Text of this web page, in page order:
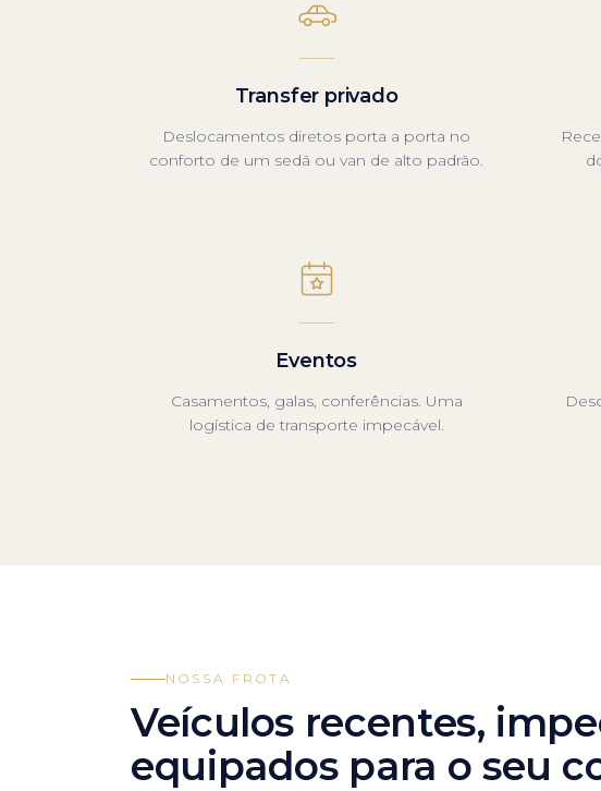
Transfer privado
Deslocamentos diretos porta a porta no
conforto de um sedã ou van de alto padrão.
Eventos
Casamentos, galas, conferências. Uma
logística de transporte impecável.
NOSSA FROTA
Veículos recentes,
equipados para o seu